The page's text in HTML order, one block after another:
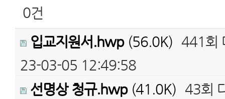
0건
입교지원서.hwp(56.0K) 441회
23-03-05 12:49:58
선명상 청규.hwp(41.0K) 43회